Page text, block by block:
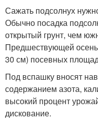
Сажать подсолнух
Обычно посадка
открытый грунт, чем
Предшествующей
30 см) посевных
Под вспашку вносят
содержанием азота,
высокий процент
дискование.